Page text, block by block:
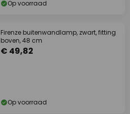
Op voorraad
Firenze buitenwandlamp, zwart, fitting
boven, 48 cm
€ 49,82
Op voorraad